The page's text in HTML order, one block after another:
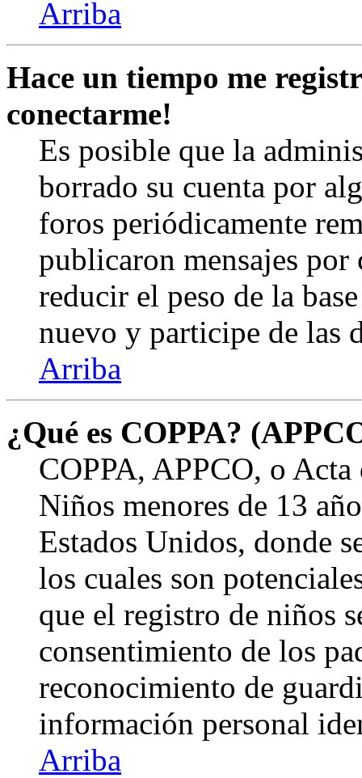
Arriba
Hace un tiempo me
conectarme!
Es posible que la
borrado su cuenta por
foros periódicamente
publicaron mensajes
reducir el peso de la
nuevo y participe de las
Arriba
¿Qué es COPPA?
COPPA, APPCO, o
Niños menores de 13
Estados Unidos, donde
los cuales son
que el registro de niños
consentimiento de los
reconocimiento de
información personal
Arriba